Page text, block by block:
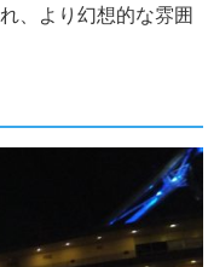
、より幻想的な雰囲